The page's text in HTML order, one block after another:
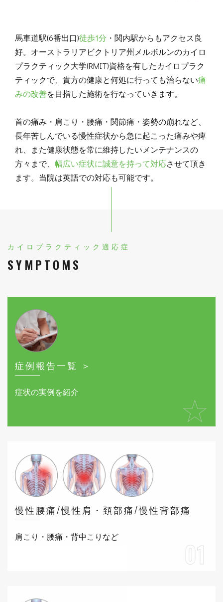
馬車道駅(6番出口)徒歩1分 ・関内駅からもアクセス良
好。オーストラリアビクトリア州メルボルンのカイロ
プラクティック大学(RMIT)資格を有したカイロプラク
ティックで、貴方の健康と何処に行っても治らない痛
みの改善を目指した施術を行なっていきます。
首の痛み・肩こり・腰痛・関節痛・姿勢の崩れなど、
長年苦しんでいる慢性症状から急に起こった痛みや痺
れ、また健康状態を常に維持したいメンテナンスの
方々まで、 幅広い症状に誠意を持って対応させて頂き
ます。当院は英語での対応も可能です。
カイロプラクティック適応症
SYMPTOMS
症例報告一覧 ＞
症状の実例を紹介
★
慢性腰痛/慢性肩・頚部痛/慢性背部痛
肩こり・腰痛・背中こりなど
01